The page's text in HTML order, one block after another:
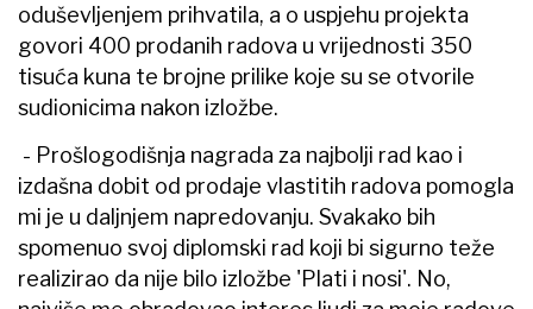
oduševljenjem prihvatila, a o uspjehu projekta
govori 400 prodanih radova u vrijednosti 350
tisuća kuna te brojne prilike koje su se otvorile
sudionicima nakon izložbe.
- Prošlogodišnja nagrada za najbolji rad kao i
izdašna dobit od prodaje vlastitih radova pomogla
mi je u daljnjem napredovanju. Svakako bih
spomenuo svoj diplomski rad koji bi sigurno teže
realizirao da nije bilo izložbe 'Plati i nosi'. No,